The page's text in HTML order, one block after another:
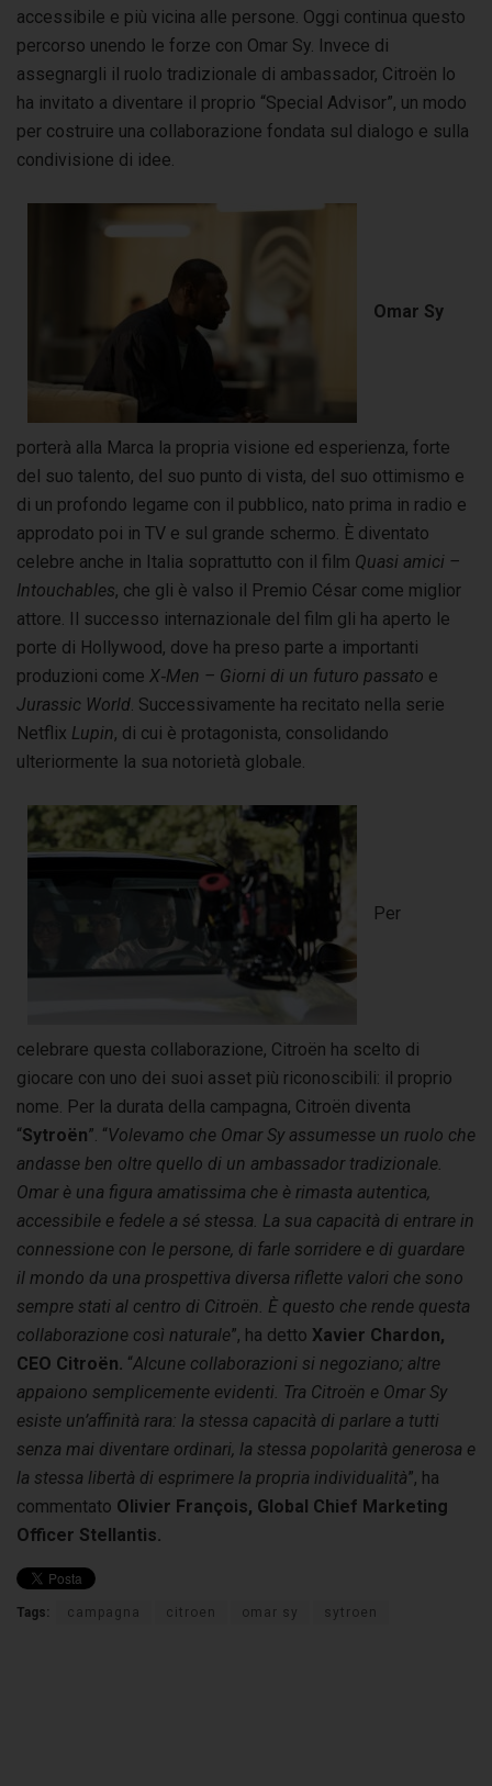
accessibile e più vicina alle persone. Oggi continua questo
percorso unendo le forze con Omar Sy. Invece di
assegnargli il ruolo tradizionale di ambassador, Citroën lo
ha invitato a diventare il proprio “Special Advisor”, un modo
per costruire una collaborazione fondata sul dialogo e sulla
condivisione di idee.
Omar Sy
porterà alla Marca la propria visione ed esperienza, forte
del suo talento, del suo punto di vista, del suo ottimismo e
di un profondo legame con il pubblico, nato prima in radio e
approdato poi in TV e sul grande schermo. È diventato
celebre anche in Italia soprattutto con il film Quasi amici –
Intouchables, che gli è valso il Premio César come miglior
attore. Il successo internazionale del film gli ha aperto le
porte di Hollywood, dove ha preso parte a importanti
produzioni come X‑Men – Giorni di un futuro passato e
Jurassic World . Successivamente ha recitato nella serie
Netflix Lupin, di cui è protagonista, consolidando
ulteriormente la sua notorietà globale.
Per
celebrare questa collaborazione, Citroën ha scelto di
giocare con uno dei suoi asset più riconoscibili: il proprio
nome. Per la durata della campagna, Citroën diventa
“Sytroën”. “Volevamo che Omar Sy assumesse un ruolo che
andasse ben oltre quello di un ambassador tradizionale.
Omar è una figura amatissima che è rimasta autentica,
accessibile e fedele a sé stessa. La sua capacità di entrare in
connessione con le persone, di farle sorridere e di guardare
il mondo da una prospettiva diversa riflette valori che sono
sempre stati al centro di Citroën. È questo che rende questa
collaborazione così naturale”, ha detto Xavier Chardon,
CEO Citroën. “Alcune collaborazioni si negoziano; altre
appaiono semplicemente evidenti. Tra Citroën e Omar Sy
esiste un’affinità rara: la stessa capacità di parlare a tutti
senza mai diventare ordinari, la stessa popolarità generosa e
la stessa libertà di esprimere la propria individualità”, ha
commentato Olivier François, Global Chief Marketing
Officer Stellantis.
Tags: campagna citroen omar sy sytroen